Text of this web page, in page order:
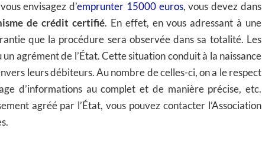
envisagez d’emprunter 15000 euros, vous devez dans
de crédit certifié. En effet, en vous adressant à une
que la procédure sera observée dans sa totalité. Les
agrément de l’État. Cette situation conduit à la naissance
leurs débiteurs. Au nombre de celles-ci, on a le respect
d’informations au complet et de manière précise, etc.
agréé par l’État, vous pouvez contacter l’Association